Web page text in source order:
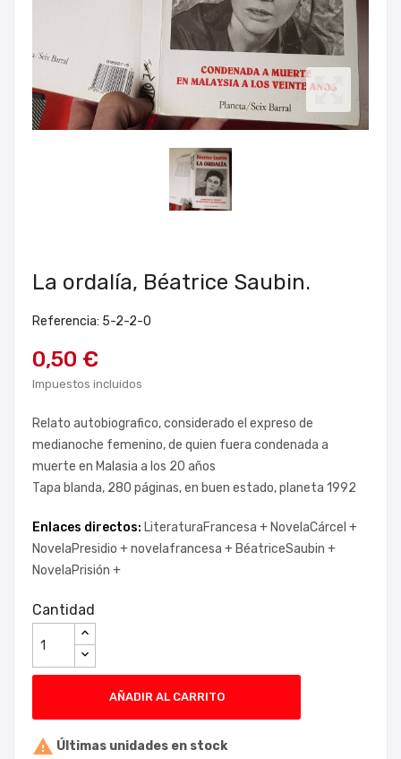
La ordalía, Béatrice Saubin.
Referencia: 5-2-2-0
0,50 €
Impuestos incluidos
Relato autobiografico, considerado el expreso de
medianoche femenino, de quien fuera condenada a
muerte en Malasia a los 20 años
Tapa blanda, 280 páginas, en buen estado, planeta 1992
Enlaces directos: LiteraturaFrancesa + NovelaCárcel +
NovelaPresidio +novelafrancesa + BéatriceSaubin +
NovelaPrisión +
Cantidad
AÑADIR AL CARRITO
 Últimas unidades en stock